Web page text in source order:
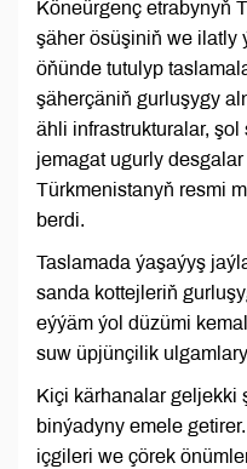
Köneürgenç etrabynyň
şäher ösüşiniň we ilatly
öňünde tutulyp
şäherçäniň gurluşygy
ähli infrastrukturalar,
jemagat ugurly
Türkmenistanyň resmi
berdi.
Taslamada ýaşaýyş
sanda kottejleriň
eýýäm ýol düzümi
suw üpjünçilik
Kiçi kärhanalar geljekki
binýadyny emele
içgileri we çörek